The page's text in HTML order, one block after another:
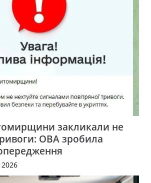
закликали не
ОВА зробила